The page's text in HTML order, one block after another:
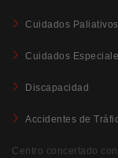
Cuidados Paliativos
Cuidados
Discapacidad
Accidentes de
Centro concertado